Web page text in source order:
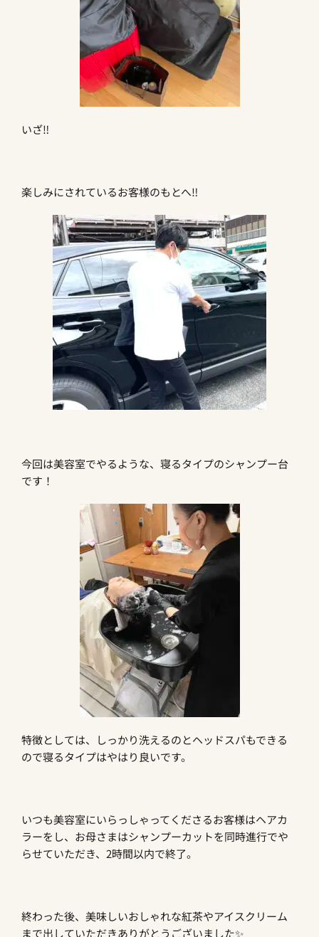
いざ‼︎
楽しみにされているお客様のもとへ‼︎
今回は美容室でやるような、寝るタイプのシャンプー台
です！
特徴としては、しっかり洗えるのとヘッドスパもできる
ので寝るタイプはやはり良いです。
いつも美容室にいらっしゃってくださるお客様はヘアカ
ラーをし、お母さまはシャンプーカットを同時進行でや
らせていただき、2時間以内で終了。
終わった後、美味しいおしゃれな紅茶やアイスクリーム
まで出していただきありがとうございました✨